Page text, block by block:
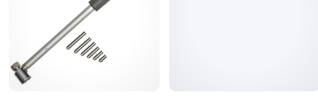
四、轴承安装工具如何影响最终使用效果？
许多用户在采购轴承后才发现，仅靠轴承本身无法实现理想性
能——安装方式和配套工具的选择直接影响轴承的初始游隙和